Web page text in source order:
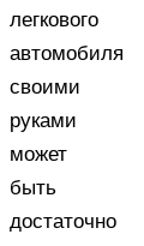
легкового
автомобиля
своими
руками
может
быть
достаточно